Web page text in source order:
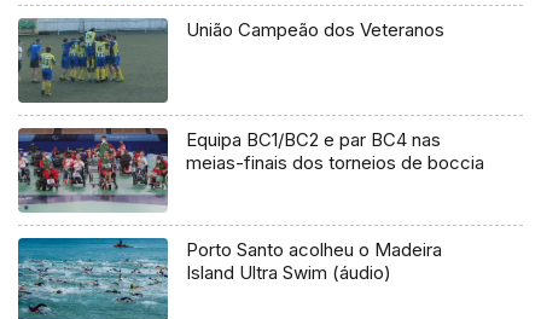
União Campeão dos Veteranos
Equipa BC1/BC2 e par BC4 nas
meias-finais dos torneios de boccia
Porto Santo acolheu o Madeira
Island Ultra Swim (áudio)